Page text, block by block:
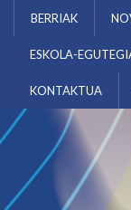
BERRIAK
ESKOLA-
KONTAKTUA